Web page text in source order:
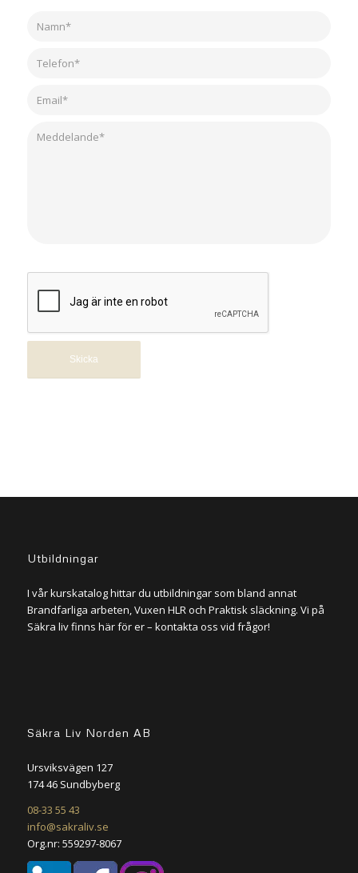
Utbildningar
I vår kurskatalog hittar du utbildningar som bland annat
Brandfarliga arbeten, Vuxen HLR och Praktisk släckning. Vi på
Säkra liv finns här för er – kontakta oss vid frågor!
Säkra Liv Norden AB
Ursviksvägen 127
174 46 Sundbyberg
08-33 55 43
info@sakraliv.se
Org.nr: 559297-8067